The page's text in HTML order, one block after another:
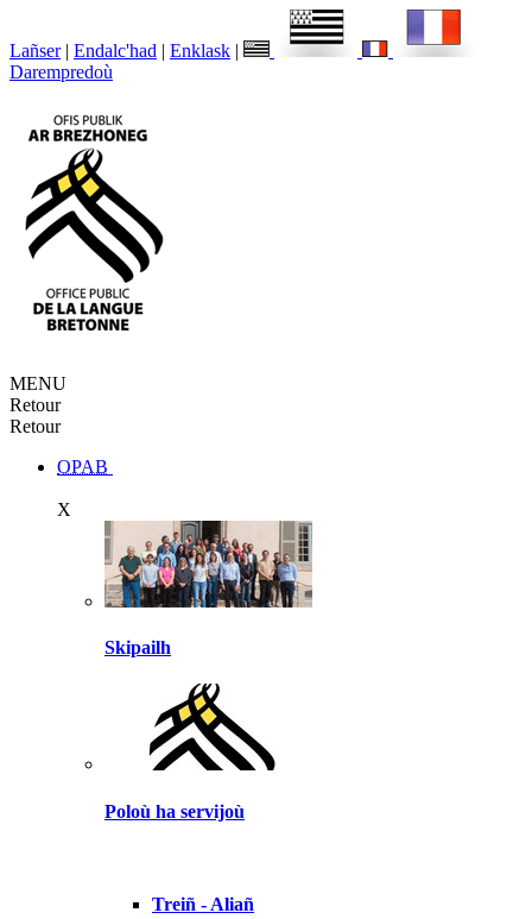
Lañser | Endalc'had | Enklask |
Darempredoù
MENU
Retour
Retour
OPAB
X
Skipailh
Poloù ha servijoù
Treiñ - Aliañ